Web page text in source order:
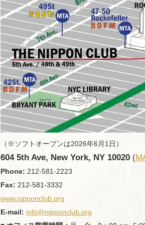
（※ソフトオープンは2026年6月1日）
604 5th Ave, New York, NY 10020 (
Phone: 212-581-2223
Fax: 212-581-3332
www.nipponclub.org
E-mail: info@nipponclub.org